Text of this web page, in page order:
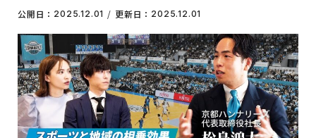
公開日： 2025.12.01 更新日： 2025.12.01